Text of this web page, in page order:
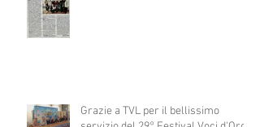
Grazie a TVL per il bellissimo